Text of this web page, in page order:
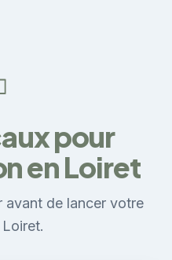
pour
en Loiret
de lancer votre